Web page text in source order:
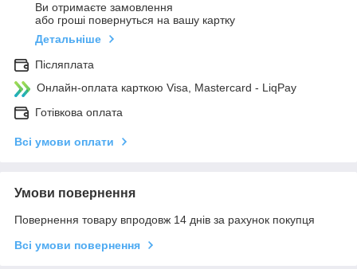
Ви отримаєте замовлення
або гроші повернуться на вашу картку
Детальніше
Післяплата
Онлайн-оплата карткою Visa, Mastercard - LiqPay
Готівкова оплата
Всі умови оплати
Умови повернення
Повернення товару впродовж 14 днів за рахунок покупця
Всі умови повернення